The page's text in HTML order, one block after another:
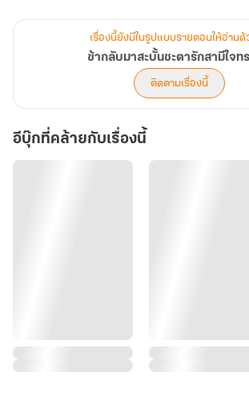
เรื่องนี้ยังมีในรูปแบบรายตอนให้อ่านด้
ข้ากลับมาสะบั้นชะตารักสามีใจท
ติดตามเรื่องนี้
อีบุ๊กที่คล้ายกับเรื่องนี้